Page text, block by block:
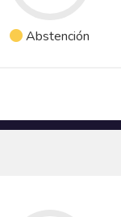
Abstención